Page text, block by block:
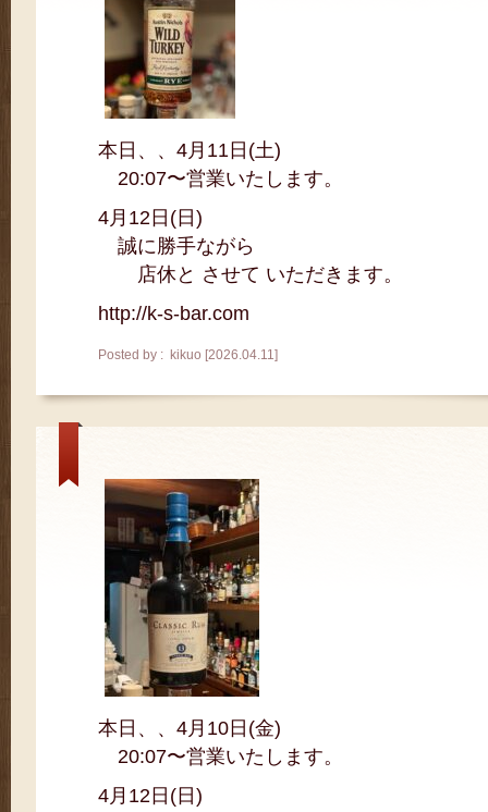
本日、、4月11日(土)
20:07〜営業いたします。
4月12日(日)
誠に勝手ながら
店休と させて いただきます。
http://k-s-bar.com
Posted by : kikuo [2026.04.11]
本日、、4月10日(金)
20:07〜営業いたします。
4月12日(日)